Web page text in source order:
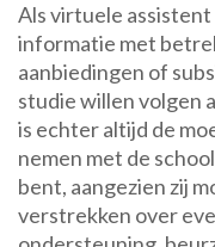
Als virtuele
informatie met
aanbiedingen of
studie willen volgen
is echter altijd de
nemen met de
bent, aangezien zij
verstrekken over